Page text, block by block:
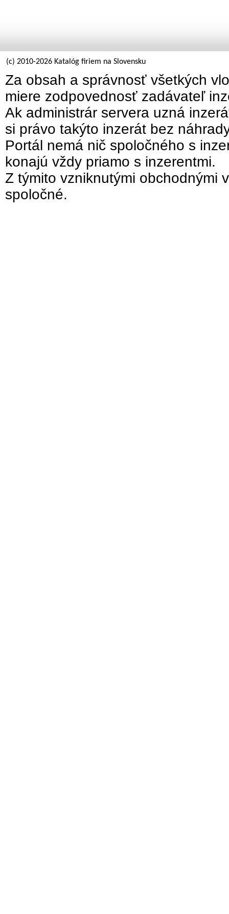
(c) 2010-2026 Katalóg firiem na Slovensku
Za obsah a správnosť všetkých
miere zodpovednosť zadávateľ
Ak administrár servera uzná
si právo takýto inzerát bez
Portál nemá nič spoločného s
konajú vždy priamo s inzerentmi.
Z týmito vzniknutými obchodnými
spoločné.